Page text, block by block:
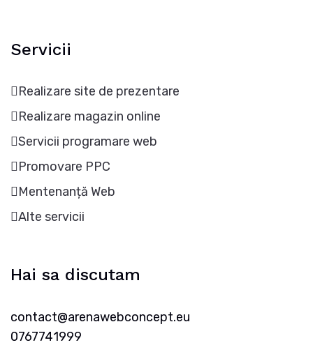
Servicii
Realizare site de prezentare
Realizare magazin online
Servicii programare web
Promovare PPC
Mentenanță Web
Alte servicii
Hai sa discutam
contact@arenawebconcept.eu
0767741999